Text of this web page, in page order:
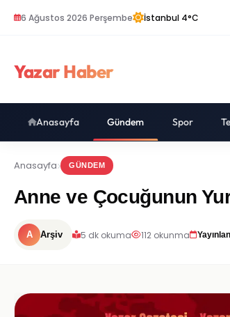
6 Ağustos 2026 Perşembe İstanbul 4°C
Yazar Haber
Anasayfa Gündem Spor
Anasayfa GÜNDEM
Anne ve Çocuğunun
A Arşiv 5 dk okuma 112 okunma